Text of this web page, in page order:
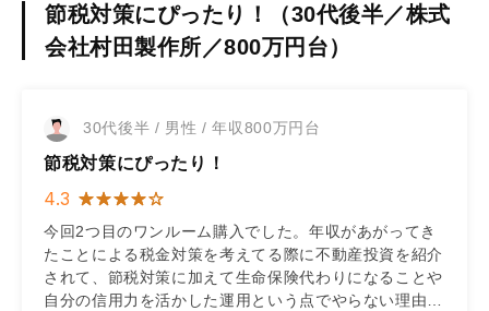
節税対策にぴったり！（30代後半／株式
会社村田製作所／800万円台）
30代後半 / 男性 / 年収800万円台
節税対策にぴったり！
4.3
今回2つ目のワンルーム購入でした。年収があがってき
たことによる税金対策を考えてる際に不動産投資を紹介
されて、節税対策に加えて生命保険代わりになることや
自分の信用力を活かした運用という点でやらない理由が